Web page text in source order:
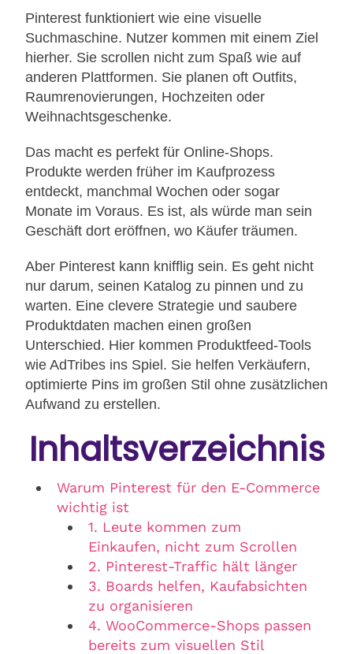
Pinterest funktioniert wie eine visuelle
Suchmaschine. Nutzer kommen mit einem Ziel
hierher. Sie scrollen nicht zum Spaß wie auf
anderen Plattformen. Sie planen oft Outfits,
Raumrenovierungen, Hochzeiten oder
Weihnachtsgeschenke.
Das macht es perfekt für Online-Shops.
Produkte werden früher im Kaufprozess
entdeckt, manchmal Wochen oder sogar
Monate im Voraus. Es ist, als würde man sein
Geschäft dort eröffnen, wo Käufer träumen.
Aber Pinterest kann knifflig sein. Es geht nicht
nur darum, seinen Katalog zu pinnen und zu
warten. Eine clevere Strategie und saubere
Produktdaten machen einen großen
Unterschied. Hier kommen Produktfeed-Tools
wie AdTribes ins Spiel. Sie helfen Verkäufern,
optimierte Pins im großen Stil ohne zusätzlichen
Aufwand zu erstellen.
Inhaltsverzeichnis
Warum Pinterest für den E-Commerce
wichtig ist
1. Leute kommen zum
Einkaufen, nicht zum Scrollen
2. Pinterest-Traffic hält länger
3. Boards helfen, Kaufabsichten
zu organisieren
4. WooCommerce-Shops passen
bereits zum visuellen Stil